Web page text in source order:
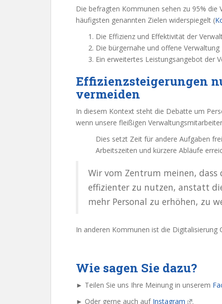
Die befragten Kommunen sehen zu 95% die
häufigsten genannten Zielen widerspiegelt (
Die Effizienz und Effektivität der
Die bürgernahe und offene Verwaltung
Ein erweitertes Leistungsangebot der
Effizienzsteigerungen
vermeiden
In diesem Kontext steht die Debatte um
wenn unsere fleißigen
Dies setzt Zeit für andere Aufgaben
Arbeitszeiten und kürzere Abläufe
Wir vom Zentrum meinen, dass
effizienter zu nutzen, anstatt
mehr Personal zu erhöhen, zu
In anderen Kommunen ist die Digitalisierung
Wie sagen Sie dazu?
► Teilen Sie uns Ihre Meinung in unserem
► Oder gerne auch auf Instagram .